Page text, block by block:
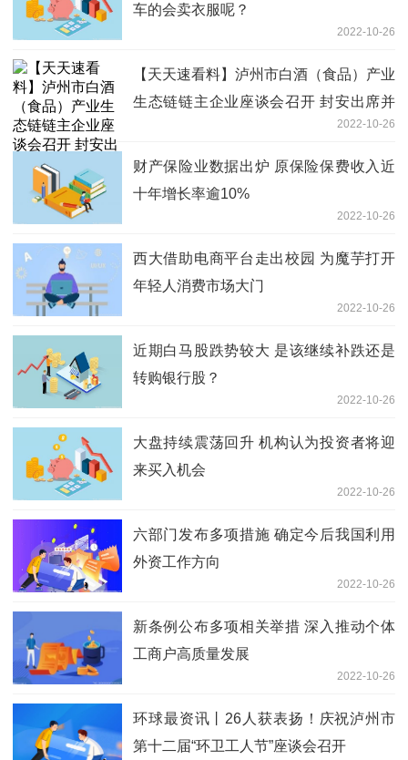
车的会卖衣服呢？
2022-10-26
【天天速看料】泸州市白酒（食品）产业
生态链链主企业座谈会召开 封安出席并
2022-10-26
财产保险业数据出炉 原保险保费收入近
十年增长率逾10%
2022-10-26
西大借助电商平台走出校园 为魔芋打开
年轻人消费市场大门
2022-10-26
近期白马股跌势较大 是该继续补跌还是
转购银行股？
2022-10-26
大盘持续震荡回升 机构认为投资者将迎
来买入机会
2022-10-26
六部门发布多项措施 确定今后我国利用
外资工作方向
2022-10-26
新条例公布多项相关举措 深入推动个体
工商户高质量发展
2022-10-26
环球最资讯丨26人获表扬！庆祝泸州市
第十二届“环卫工人节”座谈会召开